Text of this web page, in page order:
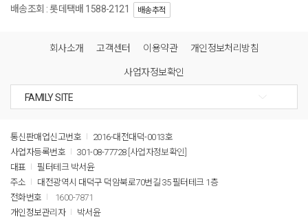
배송조회 : 롯데택배 1588-2121
배송추적
회사소개 고객센터 이용약관 개인정보처리방침
사업자정보확인
통신판매업신고번호
2016-대전대덕-0013호
사업자등록번호
301-08-77728 [사업자정보확인]
대표
필터테크 박서윤
주소
대전광역시 대덕구 덕암북로70번길 35 필터테크 1층
전화번호
1600-7871
개인정보관리자
박서윤